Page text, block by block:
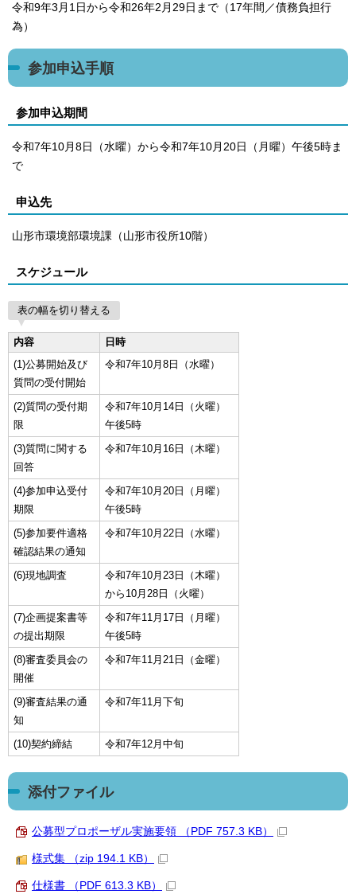
令和9年3月1日から令和26年2月29日まで（17年間／債務負担行
為）
参加申込手順
参加申込期間
令和7年10月8日（水曜）から令和7年10月20日（月曜）午後5時ま
で
申込先
山形市環境部環境課（山形市役所10階）
スケジュール
表の幅を切り替える
内容
日時
(1)公募開始及び
質問の受付開始
令和7年10月8日（水曜）
(2)質問の受付期
限
令和7年10月14日（火曜）
午後5時
(3)質問に関する
回答
令和7年10月16日（木曜）
(4)参加申込受付
期限
令和7年10月20日（月曜）
午後5時
(5)参加要件適格
確認結果の通知
令和7年10月22日（水曜）
(6)現地調査
令和7年10月23日（木曜）
から10月28日（火曜）
(7)企画提案書等
の提出期限
令和7年11月17日（月曜）
午後5時
(8)審査委員会の
開催
令和7年11月21日（金曜）
(9)審査結果の通
知
令和7年11月下旬
(10)契約締結 令和7年12月中旬
添付ファイル
公募型プロポーザル実施要領 （PDF 757.3 KB）
様式集 （zip 194.1 KB）
仕様書 （PDF 613.3 KB）